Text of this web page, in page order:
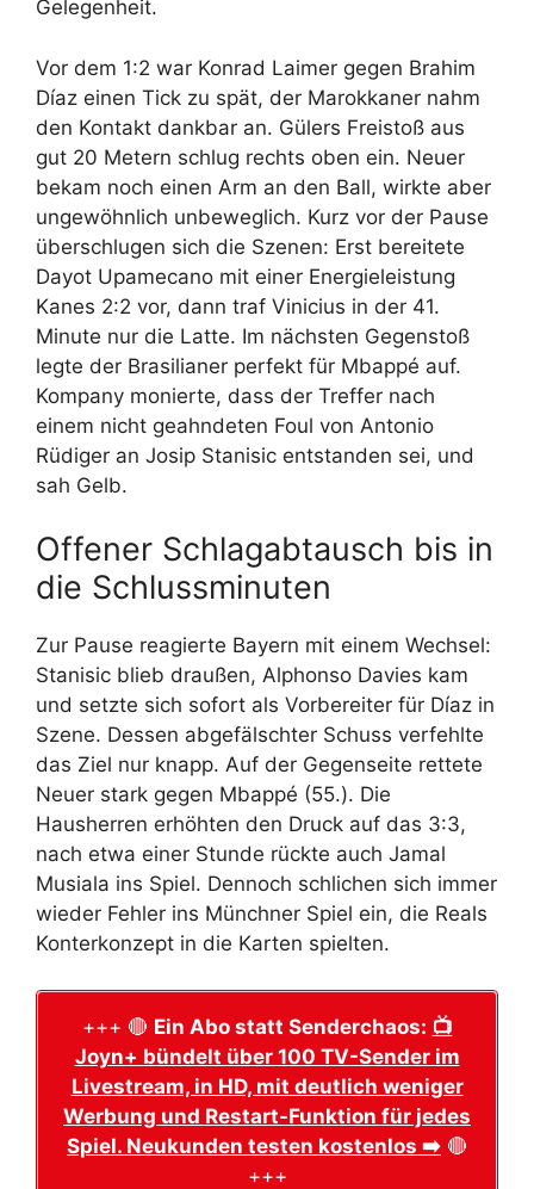
Gelegenheit.
Vor dem 1:2 war Konrad Laimer gegen Brahim
Díaz einen Tick zu spät, der Marokkaner nahm
den Kontakt dankbar an. Gülers Freistoß aus
gut 20 Metern schlug rechts oben ein. Neuer
bekam noch einen Arm an den Ball, wirkte aber
ungewöhnlich unbeweglich. Kurz vor der Pause
überschlugen sich die Szenen: Erst bereitete
Dayot Upamecano mit einer Energieleistung
Kanes 2:2 vor, dann traf Vinicius in der 41.
Minute nur die Latte. Im nächsten Gegenstoß
legte der Brasilianer perfekt für Mbappé auf.
Kompany monierte, dass der Treffer nach
einem nicht geahndeten Foul von Antonio
Rüdiger an Josip Stanisic entstanden sei, und
sah Gelb.
Offener Schlagabtausch bis in
die Schlussminuten
Zur Pause reagierte Bayern mit einem Wechsel:
Stanisic blieb draußen, Alphonso Davies kam
und setzte sich sofort als Vorbereiter für Díaz in
Szene. Dessen abgefälschter Schuss verfehlte
das Ziel nur knapp. Auf der Gegenseite rettete
Neuer stark gegen Mbappé (55.). Die
Hausherren erhöhten den Druck auf das 3:3,
nach etwa einer Stunde rückte auch Jamal
Musiala ins Spiel. Dennoch schlichen sich immer
wieder Fehler ins Münchner Spiel ein, die Reals
Konterkonzept in die Karten spielten.
+++ 🔴 Ein Abo statt Senderchaos: 📺
Joyn+ bündelt über 100 TV-Sender im
Livestream, in HD, mit deutlich weniger
Werbung und Restart-Funktion für jedes
Spiel. Neukunden testen kostenlos ➡️ 🔴
+++